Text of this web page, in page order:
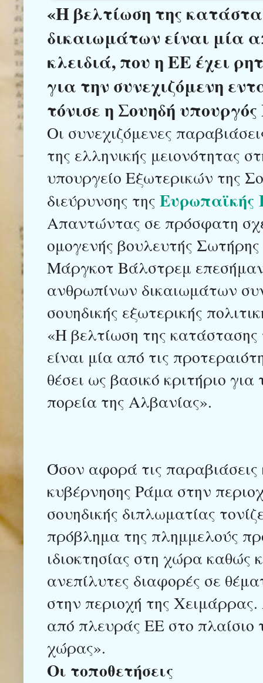
«Η βελτίωση της
δικαιωμάτων είναι μία
κλειδιά, που η ΕΕ έχει
για την συνεχιζόμενη
τόνισε η Σουηδή
Οι συνεχιζόμενες
της ελληνικής μειονότητας
υπουργείο Εξωτερικών της
διεύρυνσης της Ευρωπαϊκής
Απαντώντας σε πρόσφατη
ομογενής βουλευτής
Μάργκοτ Βάλστρεμ
ανθρωπίνων δικαιωμάτων
σουηδικής εξωτερικής
«Η βελτίωση της
είναι μία από τις
θέσει ως βασικό κριτήριο
πορεία της Αλβανίας».
Όσον αφορά τις παραβιάσεις
κυβέρνησης Ράμα στην
σουηδικής διπλωματίας
πρόβλημα της πλημμελούς
ιδιοκτησίας στη χώρα καθώς
ανεπίλυτες διαφορές σε
στην περιοχή της
από πλευράς ΕΕ στο πλαίσιο
χώρας».
Οι τοποθετήσεις